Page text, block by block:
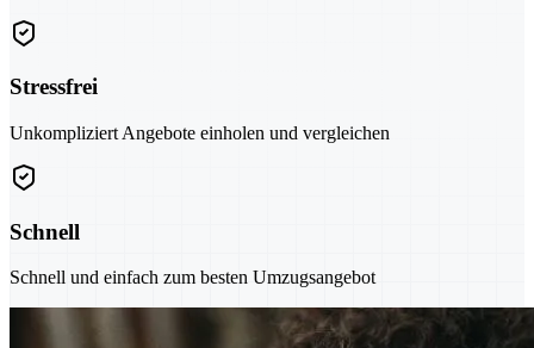
Stressfrei
Unkompliziert Angebote einholen und vergleichen
Schnell
Schnell und einfach zum besten Umzugsangebot